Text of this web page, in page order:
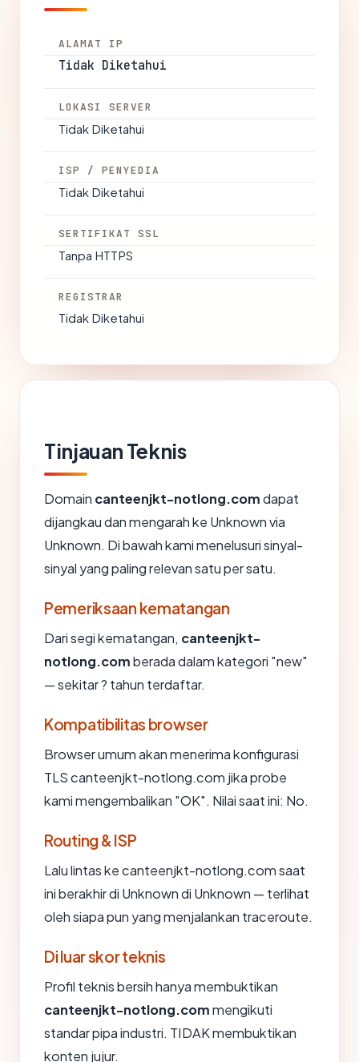
ALAMAT IP
Tidak Diketahui
LOKASI SERVER
Tidak Diketahui
ISP / PENYEDIA
Tidak Diketahui
SERTIFIKAT SSL
Tanpa HTTPS
REGISTRAR
Tidak Diketahui
Tinjauan Teknis
Domain canteenjkt-notlong.comdapat
dijangkau dan mengarah ke Unknown via
Unknown. Di bawah kami menelusuri sinyal-
sinyal yang paling relevan satu per satu.
Pemeriksaan kematangan
Dari segi kematangan, canteenjkt-
notlong.comberada dalam kategori "new"
— sekitar ? tahun terdaftar.
Kompatibilitas browser
Browser umum akan menerima konfigurasi
TLS canteenjkt-notlong.com jika probe
kami mengembalikan "OK". Nilai saat ini: No.
Routing & ISP
Lalu lintas ke canteenjkt-notlong.com saat
ini berakhir di Unknown di Unknown — terlihat
oleh siapa pun yang menjalankan traceroute.
Di luar skor teknis
Profil teknis bersih hanya membuktikan
canteenjkt-notlong.commengikuti
standar pipa industri. TIDAK membuktikan
konten jujur.